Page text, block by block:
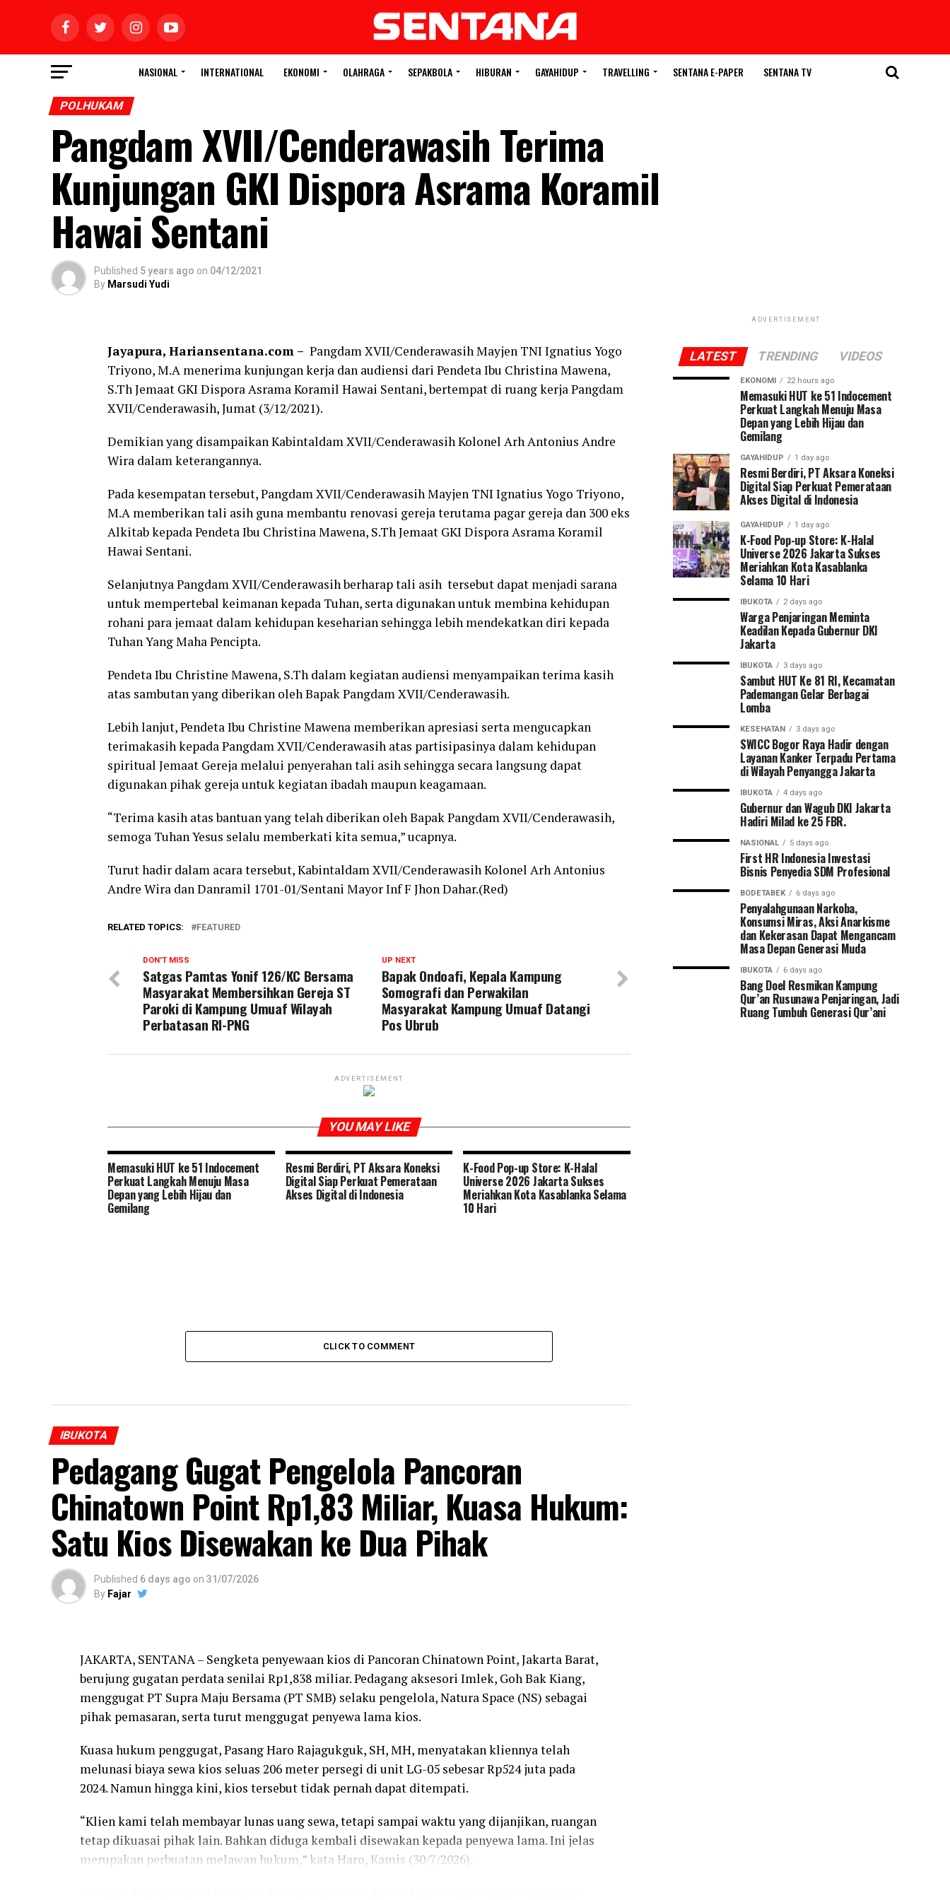
NASIONAL INTERNATIONAL EKONOMI OLAHRAGA SEPAKBOLA HIBURAN GAYAHIDUP TRAVELLING SENTANA E-PAPER SENTANA TV
POLHUKAM
Pangdam XVII/Cenderawasih Terima
Kunjungan GKI Dispora Asrama Koramil
Hawai Sentani
Published 5 years ago on 04/12/2021
By Marsudi Yudi
Jayapura, Hariansentana.com – Pangdam XVII/Cenderawasih Mayjen TNI Ignatius Yogo
Triyono, M.A menerima kunjungan kerja dan audiensi dari Pendeta Ibu Christina Mawena,
S.Th Jemaat GKI Dispora Asrama Koramil Hawai Sentani, bertempat di ruang kerja Pangdam
XVII/Cenderawasih, Jumat (3/12/2021).
Demikian yang disampaikan Kabintaldam XVII/Cenderawasih Kolonel Arh Antonius Andre
Wira dalam keterangannya.
Pada kesempatan tersebut, Pangdam XVII/Cenderawasih Mayjen TNI Ignatius Yogo Triyono,
M.A memberikan tali asih guna membantu renovasi gereja terutama pagar gereja dan 300 eks
Alkitab kepada Pendeta Ibu Christina Mawena, S.Th Jemaat GKI Dispora Asrama Koramil
Hawai Sentani.
Selanjutnya Pangdam XVII/Cenderawasih berharap tali asih tersebut dapat menjadi sarana
untuk mempertebal keimanan kepada Tuhan, serta digunakan untuk membina kehidupan
rohani para jemaat dalam kehidupan keseharian sehingga lebih mendekatkan diri kepada
Tuhan Yang Maha Pencipta.
Pendeta Ibu Christine Mawena, S.Th dalam kegiatan audiensi menyampaikan terima kasih
atas sambutan yang diberikan oleh Bapak Pangdam XVII/Cenderawasih.
Lebih lanjut, Pendeta Ibu Christine Mawena memberikan apresiasi serta mengucapkan
terimakasih kepada Pangdam XVII/Cenderawasih atas partisipasinya dalam kehidupan
spiritual Jemaat Gereja melalui penyerahan tali asih sehingga secara langsung dapat
digunakan pihak gereja untuk kegiatan ibadah maupun keagamaan.
“Terima kasih atas bantuan yang telah diberikan oleh Bapak Pangdam XVII/Cenderawasih,
semoga Tuhan Yesus selalu memberkati kita semua,” ucapnya.
Turut hadir dalam acara tersebut, Kabintaldam XVII/Cenderawasih Kolonel Arh Antonius
Andre Wira dan Danramil 1701-01/Sentani Mayor Inf F Jhon Dahar.(Red)
RELATED TOPICS: FEATURED
UP NEXT
Bapak Ondoafi, Kepala Kampung
Somografi dan Perwakilan
Masyarakat Kampung Umuaf Datangi
Pos Ubrub
DON'T MISS
Satgas Pamtas Yonif 126/KC Bersama
Masyarakat Membersihkan Gereja ST
Paroki di Kampung Umuaf Wilayah
Perbatasan RI-PNG
ADVERTISEMENT
YOU MAY LIKE
Memasuki HUT ke 51 Indocement
Perkuat Langkah Menuju Masa
Depan yang Lebih Hijau dan
Gemilang
Resmi Berdiri, PT Aksara Koneksi
Digital Siap Perkuat Pemerataan
Akses Digital di Indonesia
K-Food Pop-up Store: K-Halal
Universe 2026 Jakarta Sukses
Meriahkan Kota Kasablanka Selama
10 Hari
CLICK TO COMMENT
IBUKOTA
Pedagang Gugat Pengelola Pancoran
Chinatown Point Rp1,83 Miliar, Kuasa Hukum:
Satu Kios Disewakan ke Dua Pihak
Published 6 days ago on 31/07/2026
By Fajar
JAKARTA, SENTANA – Sengketa penyewaan kios di Pancoran Chinatown Point, Jakarta Barat,
berujung gugatan perdata senilai Rp1,838 miliar. Pedagang aksesori Imlek, Goh Bak Kiang,
menggugat PT Supra Maju Bersama (PT SMB) selaku pengelola, Natura Space (NS) sebagai
pihak pemasaran, serta turut menggugat penyewa lama kios.
Kuasa hukum penggugat, Pasang Haro Rajagukguk, SH, MH, menyatakan kliennya telah
melunasi biaya sewa kios seluas 206 meter persegi di unit LG-05 sebesar Rp524 juta pada
2024. Namun hingga kini, kios tersebut tidak pernah dapat ditempati.
“Klien kami telah membayar lunas uang sewa, tetapi sampai waktu yang dijanjikan, ruangan
tetap dikuasai pihak lain. Bahkan diduga kembali disewakan kepada penyewa lama. Ini jelas
merupakan perbuatan melawan hukum,” kata Haro, Kamis (30/7/2026).
ADVERTISEMENT
LATEST TRENDING VIDEOS
EKONOMI 22 hours ago
Memasuki HUT ke 51 Indocement
Perkuat Langkah Menuju Masa
Depan yang Lebih Hijau dan
Gemilang
GAYAHIDUP 1 day ago
Resmi Berdiri, PT Aksara Koneksi
Digital Siap Perkuat Pemerataan
Akses Digital di Indonesia
GAYAHIDUP 1 day ago
K-Food Pop-up Store: K-Halal
Universe 2026 Jakarta Sukses
Meriahkan Kota Kasablanka
Selama 10 Hari
IBUKOTA 2 days ago
Warga Penjaringan Meminta
Keadilan Kepada Gubernur DKI
Jakarta
IBUKOTA 3 days ago
Sambut HUT Ke 81 RI, Kecamatan
Pademangan Gelar Berbagai
Lomba
KESEHATAN 3 days ago
SWICC Bogor Raya Hadir dengan
Layanan Kanker Terpadu Pertama
di Wilayah Penyangga Jakarta
IBUKOTA 4 days ago
Gubernur dan Wagub DKI Jakarta
Hadiri Milad ke 25 FBR.
NASIONAL 5 days ago
First HR Indonesia Investasi
Bisnis Penyedia SDM Profesional
BODETABEK 6 days ago
Penyalahgunaan Narkoba,
Konsumsi Miras, Aksi Anarkisme
dan Kekerasan Dapat Mengancam
Masa Depan Generasi Muda
IBUKOTA 6 days ago
Bang Doel Resmikan Kampung
Qur’an Rusunawa Penjaringan, Jadi
Ruang Tumbuh Generasi Qur’ani